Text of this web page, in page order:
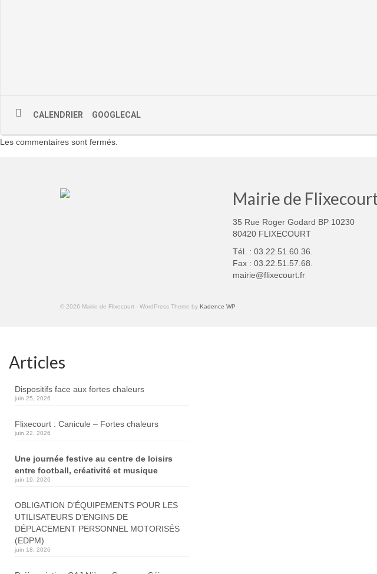
CALENDRIER GOOGLECAL
Les commentaires sont fermés.
Mairie de
35 Rue Roger Godard BP 10230
80420 FLIXECOURT
Tél. : 03.22.51.60.36.
Fax : 03.22.51.57.68.
mairie@flixecourt.fr
© 2026 Mairie de Flixecourt - WordPress Theme by Kadence WP
Articles
Dispositifs face aux fortes chaleurs
juin 25, 2026
Flixecourt : Canicule – Fortes chaleurs
juin 22, 2026
Une journée festive au centre de loisirs
entre football, créativité et musique
juin 19, 2026
OBLIGATION D’ÉQUIPEMENTS POUR LES
UTILISATEURS D’ENGINS DE
DÉPLACEMENT PERSONNEL MOTORISÉS
(EDPM)
juin 18, 2026